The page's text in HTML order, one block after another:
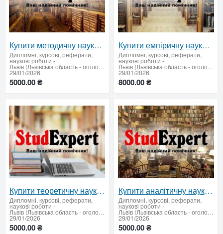
Купити методичну наукову статтю в Україні
Дипломні, курсові, реферати,
наукові роботи -
Львів (Львівська область - оголошення)
29/01/2026
5000.00 ₴
Купити емпіричну наукову статтю в Україні
Дипломні, курсові, реферати,
наукові роботи -
Львів (Львівська область - оголошення)
29/01/2026
8000.00 ₴
Купити теоретичну наукову статтю в Україні
Дипломні, курсові, реферати,
наукові роботи -
Львів (Львівська область - оголошення)
29/01/2026
5000.00 ₴
Купити аналітичну наукову статтю в Україні
Дипломні, курсові, реферати,
наукові роботи -
Львів (Львівська область - оголошення)
29/01/2026
5000.00 ₴